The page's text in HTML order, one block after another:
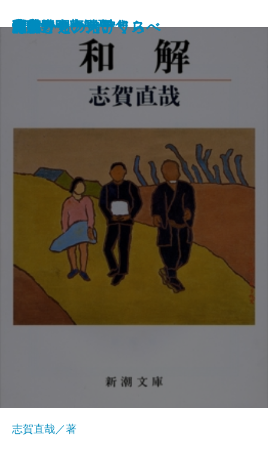
猟銃・闘牛
ヴェルレーヌ詩集
草枕
斜陽
高村光太郎詩集
歌行燈・高野聖
土
真実一路
老妓抄
坊っちゃん
和解
志賀直哉／著
ヰタ・セクスアリス
出家とその弟子
にごりえ・たけくらべ
武蔵野
白痴
青年
雁
それから
門